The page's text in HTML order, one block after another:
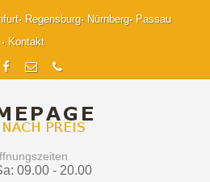
Regensburg Nürnberg
Passau
Kontakt
09.00 - 20.00